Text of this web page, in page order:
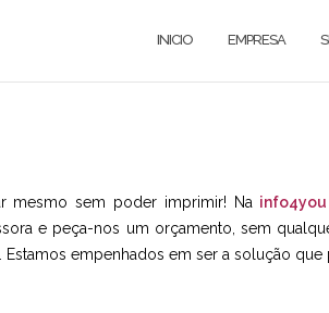
INICIO EMPRESA
mesmo sem poder imprimir! Na info4you
e peça-nos um orçamento, sem
Estamos empenhados em ser a solução que